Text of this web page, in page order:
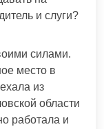
и слуги?
силами.
место в
из
области
работала и